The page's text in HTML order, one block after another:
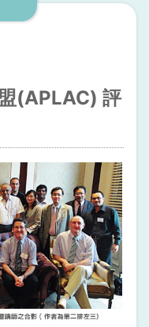
(APLAC) 評